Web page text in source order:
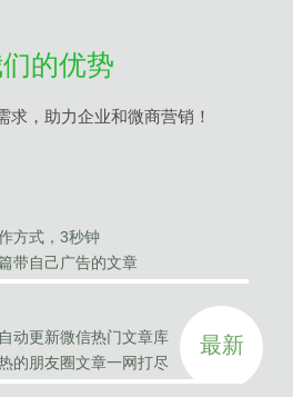
的优势
求，助力企业和微商营销！
方式，3秒钟
带自己广告的文章
最新
动更新微信热门文章库
的朋友圈文章一网打尽